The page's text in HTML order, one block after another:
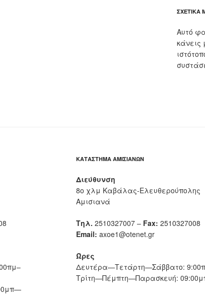
ΣΧΕΤΙΚΆ
Αυτό
κάνεις
ΚΑΤΆΣΤΗΜΑ ΑΜΙΣΙΑΝΏΝ
Διεύθυνση
8ο χλμ Καβάλας-Ελευθερούπολης
Αμισιανά
Τηλ. 2510327007 – Fax: 2510327008
Email: axoe1@otenet.gr
Ώρες
Δευτέρα—Τετάρτη—Σάββατο:
Τρίτη—Πέμπτη—Παρασκευή: